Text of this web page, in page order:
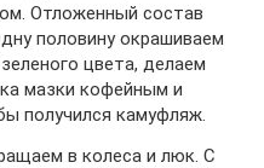
Отложенный состав
половину окрашиваем
цвета, делаем
мазки кофейным и
получился камуфляж.
в колеса и люк. С